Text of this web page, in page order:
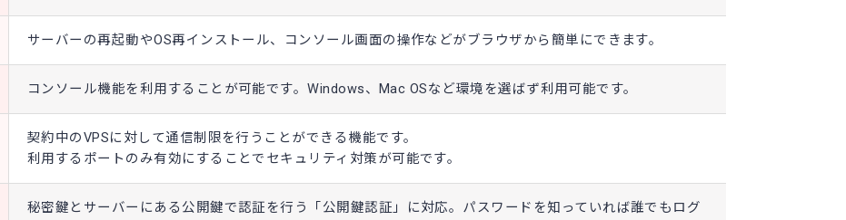
サーバーの再起動やOS再インストール、コンソール画面の操作などがブラウザから簡単にできます。
コンソール機能を利用することが可能です。Windows、Mac OSなど環境を選ばず利用可能です。
契約中のVPSに対して通信制限を行うことができる機能です。
利用するポートのみ有効にすることでセキュリティ対策が可能です。
秘密鍵とサーバーにある公開鍵で認証を行う「公開鍵認証」に対応。パスワードを知っていれば誰でもログ